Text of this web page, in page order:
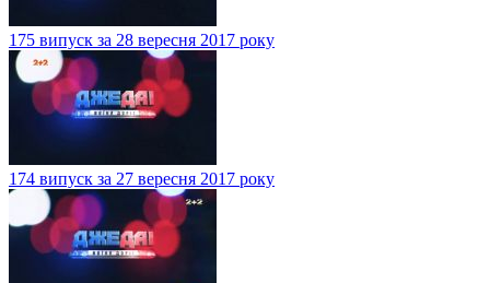
175 випуск за 28 вересня 2017 року
174 випуск за 27 вересня 2017 року